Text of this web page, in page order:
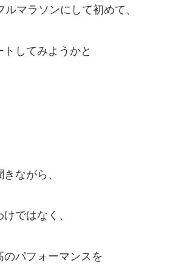
マラソンにして初めて、
してみようかと
ながら、
ではなく、
のパフォーマンスを